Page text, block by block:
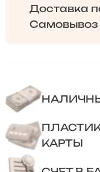
Доставка
Самовывоз
КАРТЫ